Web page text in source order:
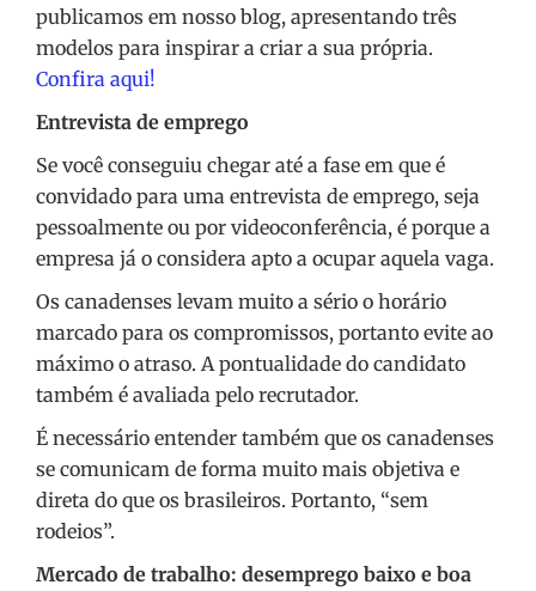
publicamos em nosso blog, apresentando três
modelos para inspirar a criar a sua própria.
Confira aqui!
Entrevista de emprego
Se você conseguiu chegar até a fase em que é
convidado para uma entrevista de emprego, seja
pessoalmente ou por videoconferência, é porque a
empresa já o considera apto a ocupar aquela vaga.
Os canadenses levam muito a sério o horário
marcado para os compromissos, portanto evite ao
máximo o atraso. A pontualidade do candidato
também é avaliada pelo recrutador.
É necessário entender também que os canadenses
se comunicam de forma muito mais objetiva e
direta do que os brasileiros. Portanto, “sem
rodeios”.
Mercado de trabalho: desemprego baixo e boa